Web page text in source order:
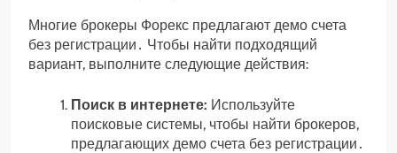
Многие брокеры Форекс предлагают демо счета
без регистрации․ Чтобы найти подходящий
вариант, выполните следующие действия:
Поиск в интернете: Используйте
поисковые системы, чтобы найти брокеров,
предлагающих демо счета без регистрации․